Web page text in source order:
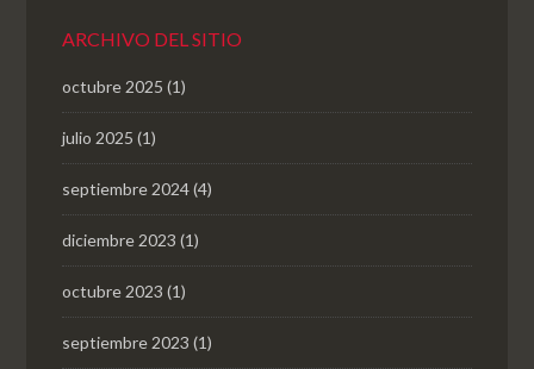
ARCHIVO DEL SITIO
octubre 2025 (1)
julio 2025 (1)
septiembre 2024(4)
diciembre 2023 (1)
octubre 2023 (1)
septiembre 2023 (1)